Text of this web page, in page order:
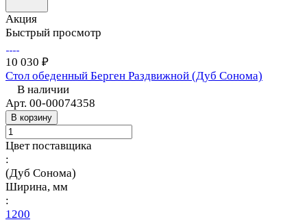
Акция
Быстрый просмотр
10 030 ₽
Стол обеденный Берген Раздвижной (Дуб Сонома)
В наличии
Арт. 00-00074358
В корзину
Цвет поставщика
:
(Дуб Сонома)
Ширина, мм
:
1200